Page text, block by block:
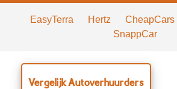
EasyTerra Hertz CheapCars
SnappCar
Vergelijk Autoverhuurders